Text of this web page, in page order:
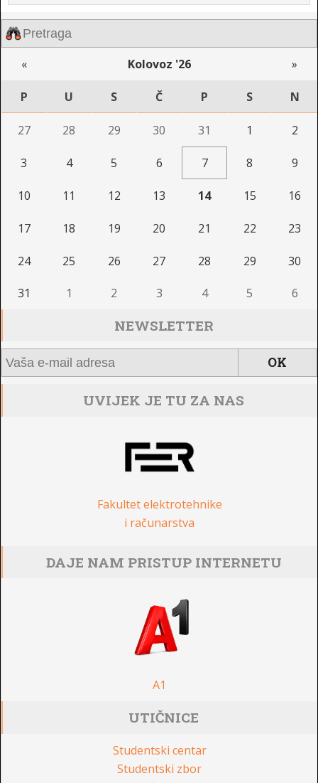
« Kolovoz '26 »
P U S Č P S N
27 28 29 30 31 1 2
3 4 5 6 7 8 9
10 11 12 13 14 15 16
17 18 19 20 21 22 23
24 25 26 27 28 29 30
31 1 2 3 4 5 6
NEWSLETTER
UVIJEK JE TU ZA NAS
Fakultet elektrotehnike
i računarstva
DAJE NAM PRISTUP INTERNETU
A1
UTIČNICE
Studentski centar
Studentski zbor